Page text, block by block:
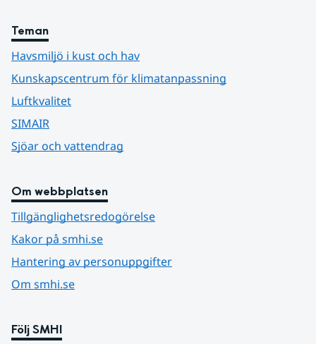
Teman
Havsmiljö i kust och hav
Kunskapscentrum för klimatanpassning
Luftkvalitet
SIMAIR
Sjöar och vattendrag
Om webbplatsen
Tillgänglighetsredogörelse
Kakor på smhi.se
Hantering av personuppgifter
Om smhi.se
Följ SMHI